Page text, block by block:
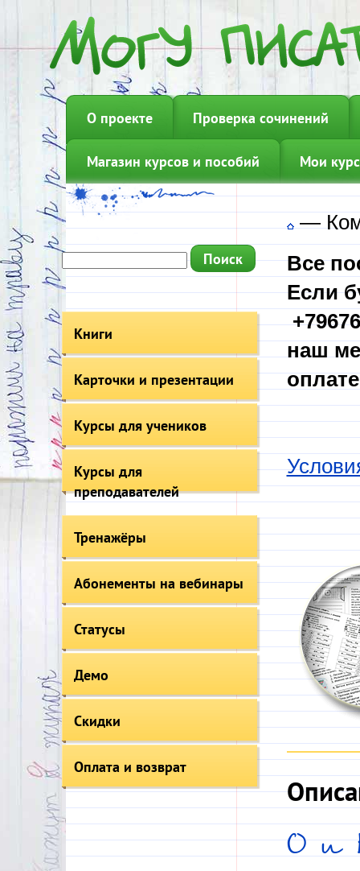
О проекте Проверка сочинений
Магазин курсов и пособий Мои
Книги
Карточки и презентации
Курсы для учеников
Курсы для
преподавателей
Тренажёры
Абонементы на вебинары
Статусы
Демо
Скидки
Оплата и возврат
—
Все
Если
наш
О и